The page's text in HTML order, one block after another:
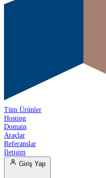
Tüm Ürünler
Hosting
Domain
Araçlar
Referanslar
İletişim
Giriş Yap